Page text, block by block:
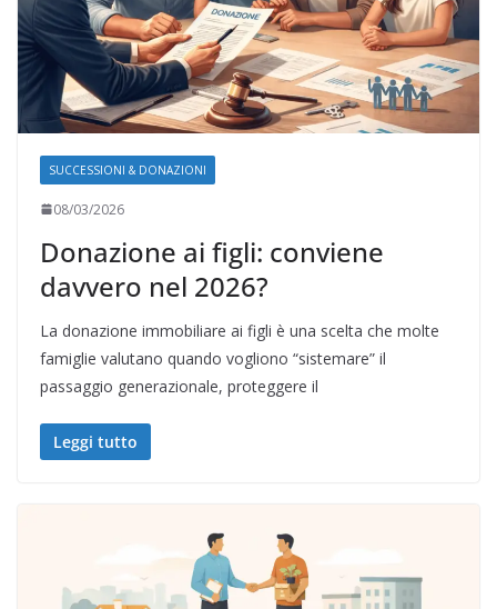
SUCCESSIONI & DONAZIONI
08/03/2026
Donazione ai figli: conviene
davvero nel 2026?
La donazione immobiliare ai figli è una scelta che molte
famiglie valutano quando vogliono “sistemare” il
passaggio generazionale, proteggere il
Leggi tutto